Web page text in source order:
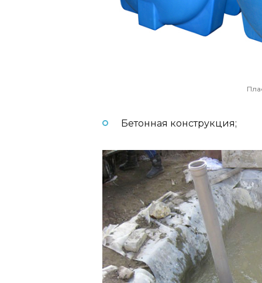
Бетонная конструкция;